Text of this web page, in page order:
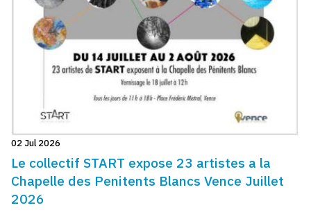
02 Jul 2026
Le collectif START expose 23 artistes a la
Chapelle des Penitents Blancs Vence Juillet
2026